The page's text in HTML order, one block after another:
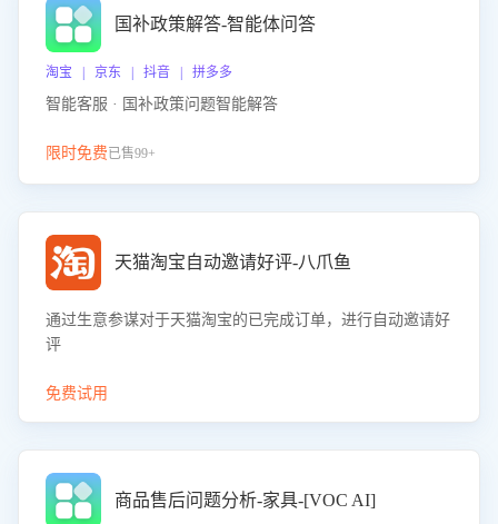
国补政策解答-智能体问答
淘宝 | 京东 | 抖音 | 拼多多
智能客服 · 国补政策问题智能解答
限时免费已售99+
天猫淘宝自动邀请好评-八爪鱼
通过生意参谋对于天猫淘宝的已完成订单，进行自动邀请好
评
免费试用
商品售后问题分析-家具-[VOC AI]